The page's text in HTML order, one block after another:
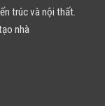
trúc và nội thất.
nhà